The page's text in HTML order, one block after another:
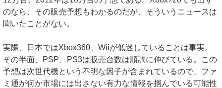
のなら、その販売予想もわかるのだが、そういうニュースは
聞いたことがない。
実際、日本ではXbox360、Wiiが低迷していることは事実。
その半面、PSP、PS3は販売台数は順調に伸びている。この
予想は次世代機という不明な因子が含まれているので、ファ
ミ通が何か市場には出さない有力な情報を掴んでいる可能性